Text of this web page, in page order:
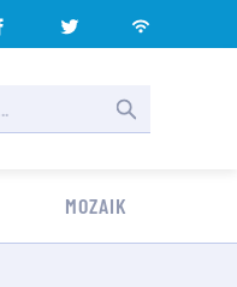
MOZAIK